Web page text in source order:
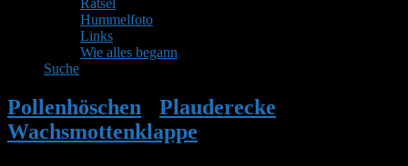
Rätsel
Hummelfoto
Links
Wie alles begann
Suche
Pollenhöschen Plauderecke
Wachsmottenklappe